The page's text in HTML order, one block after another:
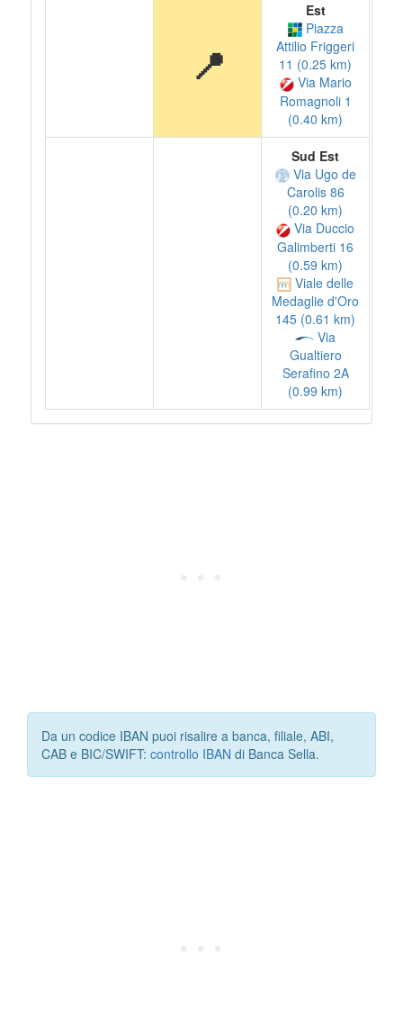
📍
Est
Piazza
Attilio Friggeri
11 (0.25 km)
Via Mario
Romagnoli 1
(0.40 km)
Sud Est
Via Ugo de
Carolis 86
(0.20 km)
Via Duccio
Galimberti 16
(0.59 km)
Viale delle
Medaglie d'Oro
145 (0.61 km)
Via
Gualtiero
Serafino 2A
(0.99 km)
Da un codice IBAN puoi risalire a banca, filiale, ABI,
CAB e BIC/SWIFT: controllo IBAN di Banca Sella.